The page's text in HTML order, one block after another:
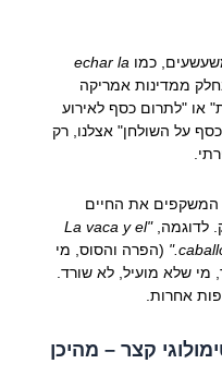
כמו echar la
ממדינות אמריקה
או "לתרום כסף לאירוע
על השולחן" אצלנו, רק
המשקפים את החיים
לדוגמה, "La vaca y el
(הפרה והסוס, מי
מי שלא מועיל, לא שורד.
אחרות.
קצר – מהיכן